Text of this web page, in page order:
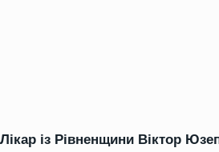
Лікар із Рівненщини Віктор